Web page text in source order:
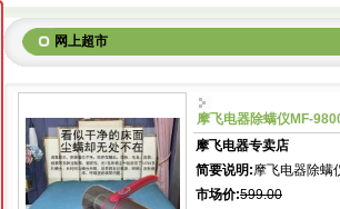
网上超市
摩飞电器除螨仪MF-
摩飞电器专卖店
简要说明:摩飞电器除螨
市场价:599.00